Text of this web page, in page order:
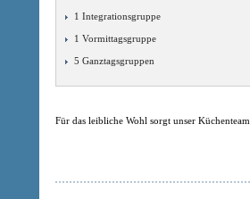
1 Integrationsgruppe
1 Vormittagsgruppe
5 Ganztagsgruppen
Für das leibliche Wohl sorgt unser Küchenteam.